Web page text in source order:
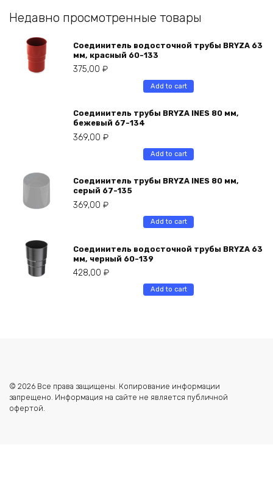
Недавно просмотренные товары
Соединитель водосточной трубы BRYZA 63
мм, краcный 60-133
375,00 ₽
Add to cart
Соединитель трубы BRYZA INES 80 мм,
бежевый 67-134
369,00 ₽
Add to cart
Соединитель трубы BRYZA INES 80 мм,
серый 67-135
369,00 ₽
Add to cart
Соединитель водосточной трубы BRYZA 63
мм, черный 60-139
428,00 ₽
Add to cart
© 2026 Все права защищены. Копирование информации
запрещено. Информация на сайте не является публичной
офертой.